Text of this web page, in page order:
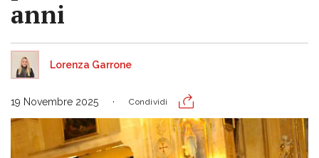
anni
Lorenza Garrone
19 Novembre 2025 Condividi